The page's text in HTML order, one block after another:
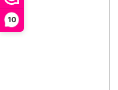
10